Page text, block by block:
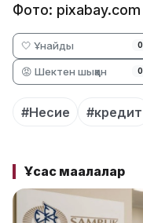
Фото: pixabay.com
🤍 Ұнайды 0
😡 Шектен шыққан 0
#Несие #кредит
Ұқсас мақалалар